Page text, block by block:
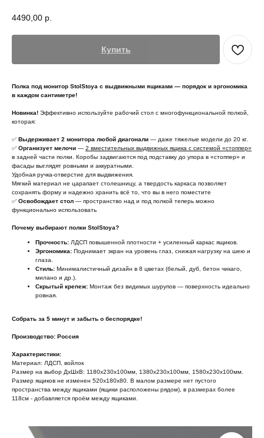
4490,00 р.
Купить
Полка под монитор StolStoya с выдвижными ящиками — порядок и эргономика
в каждом сантиметре!
Новинка! Эффективно используйте рабочий стол с многофункциональной полкой,
которая:
✅Выдерживает 2 монитора любой диагонали — даже тяжелые модели до 20 кг.
✅Организует мелочи — 2 вместительных выдвижных ящика с системой «стоппер»
в задней части полки. Коробы задвигаются под подставку до упора в «стоппер» и
фасады выглядят ровными и аккуратными.
Удобная ручка-отверстие для выдвижения.
Мягкий материал не царапает столешницу, а твердость каркаса позволяет
сохранять форму и надежно хранить всё то, что вы в него поместите
✅Освобождает стол — пространство над и под полкой теперь можно
функционально использовать
Почему выбирают полки StolStoya?
Прочность: ЛДСП повышенной плотности + усиленный каркас ящиков.
Эргономика: Поднимает экран на уровень глаз, снижая нагрузку на шею и
глаза.
Стиль: Минималистичный дизайн в 8 цветах (белый, дуб, бетон чикаго,
милано и др.).
Скрытый крепеж: Монтаж без видимых шурупов — поверхность идеально
ровная.
Собрать за 5 минут и забыть о беспорядке!
Производство: Россия
Характеристики:
Материал: ЛДСП, войлок
Размер на выбор ДхШхВ: 1180х230х100мм, 1380х230х100мм, 1580х230х100мм.
Размер ящиков не изменен 520х180х80. В малом размере нет пустого
пространства между ящиками (ящики расположены рядом), в размерах более
118см - добавляется проём между ящиками.